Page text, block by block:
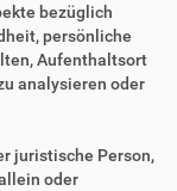
bezüglich
persönliche
Aufenthaltsort
analysieren oder
juristische Person,
oder